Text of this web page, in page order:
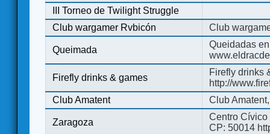
III Torneo de Twilight Struggle
Club wargamer Rvbicón
Club
Queimada
Queidadas
Firefly drinks & games
Firefly drinks
http://
Club Amatent
Club
Zaragoza
Centro Cívico
CP: 50014